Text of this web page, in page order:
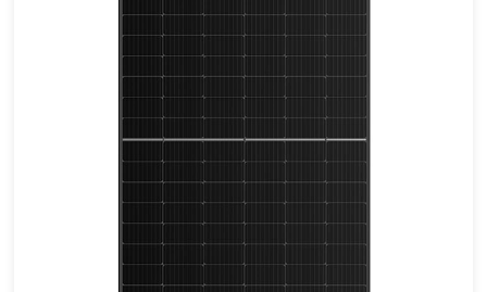
440-465 واط